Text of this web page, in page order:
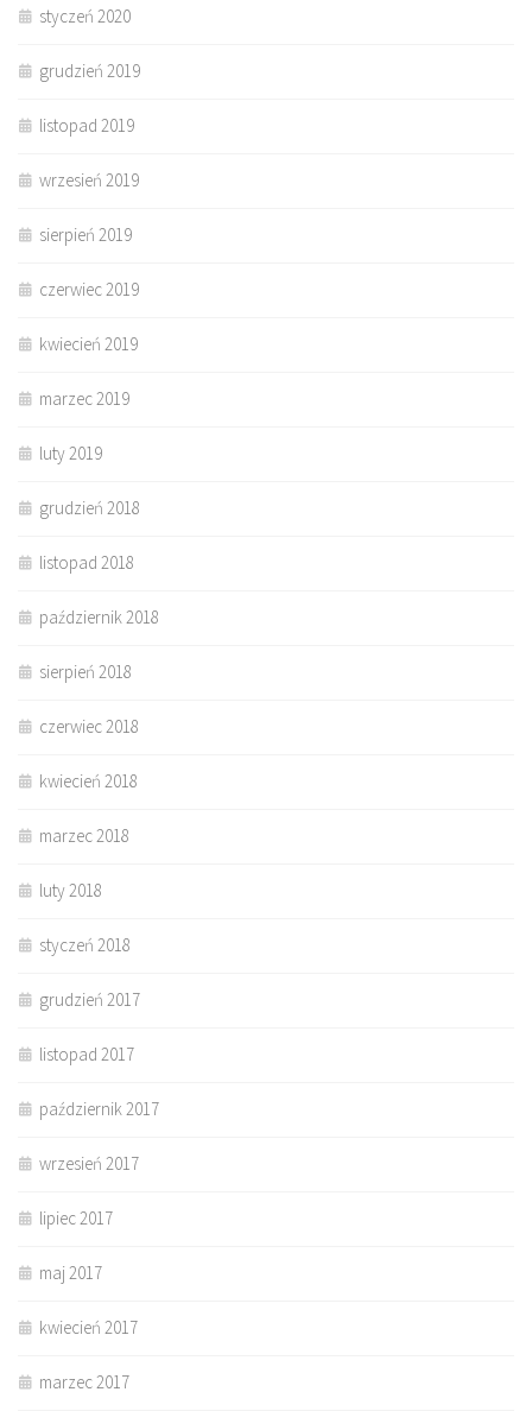
styczeń 2020
grudzień 2019
listopad 2019
wrzesień 2019
sierpień 2019
czerwiec 2019
kwiecień 2019
marzec 2019
luty 2019
grudzień 2018
listopad 2018
październik 2018
sierpień 2018
czerwiec 2018
kwiecień 2018
marzec 2018
luty 2018
styczeń 2018
grudzień 2017
listopad 2017
październik 2017
wrzesień 2017
lipiec 2017
maj 2017
kwiecień 2017
marzec 2017